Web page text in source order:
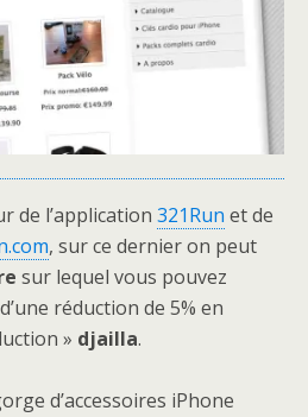
de l’application 321Run et de
, sur ce dernier on peut
sur lequel vous pouvez
réduction de 5% en
» djailla.
d’accessoires iPhone